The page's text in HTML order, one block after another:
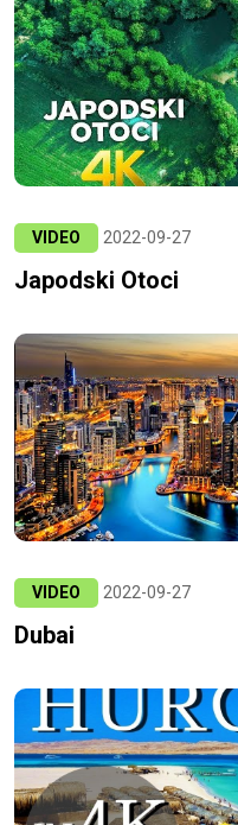
VIDEO 2022-09-27
Japodski Otoci
VIDEO 2022-09-27
Dubai